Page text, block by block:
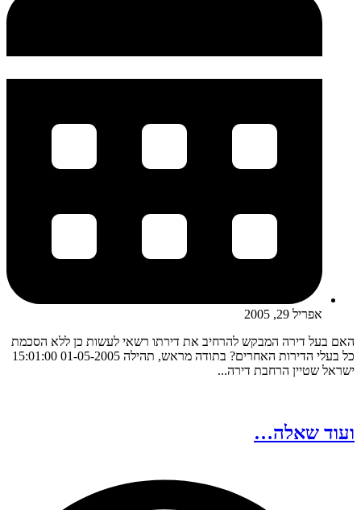
אפריל 29, 2005
האם בעל דירה המבקש להרחיב את דירתו רשאי לעשות כן ללא הסכמת
כל בעלי הדירות האחרים? בתודה מראש, תהילה 01-05-2005 15:01:00
ישראל שטיין הרחבת דירה...
ועוד שאלה…